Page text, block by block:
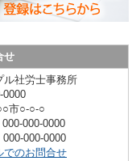
せ
ル社労士事務所
0000
市○-○-○
000-0000
000-000-0000
でのお問合せ